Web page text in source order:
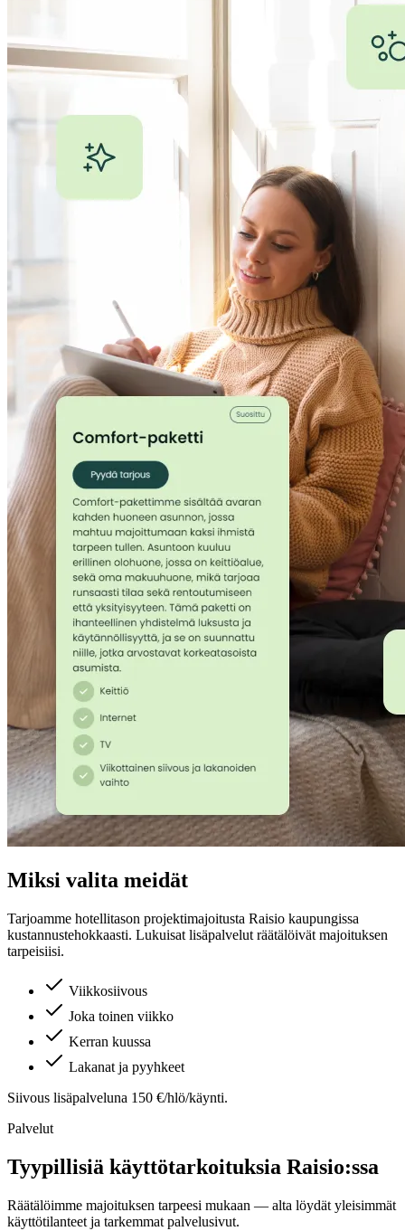
Miksi valita meidät
Tarjoamme hotellitason projektimajoitusta Raisio kaupungissa
kustannustehokkaasti. Lukuisat lisäpalvelut räätälöivät majoituksen
tarpeisiisi.
Viikkosiivous
Joka toinen viikko
Kerran kuussa
Lakanat ja pyyhkeet
Siivous lisäpalveluna 150 €/hlö/käynti.
Palvelut
Tyypillisiä käyttötarkoituksia Raisio:ssa
Räätälöimme majoituksen tarpeesi mukaan — alta löydät yleisimmät
käyttötilanteet ja tarkemmat palvelusivut.